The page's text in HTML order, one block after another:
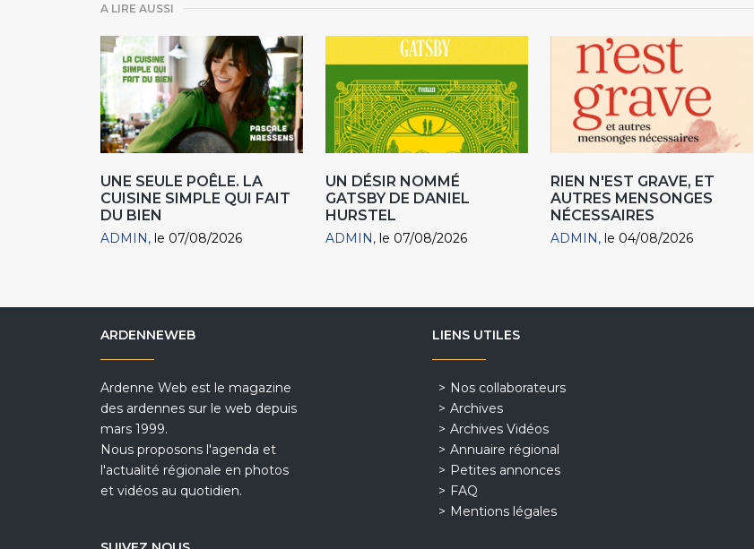
A LIRE AUSSI
UNE SEULE POÊLE. LA
CUISINE SIMPLE QUI FAIT
DU BIEN
ADMIN le 07/08/2026
UN DÉSIR NOMMÉ
GATSBY DE DANIEL
HURSTEL
ADMIN le 07/08/2026
RIEN N'EST GRAVE, ET
AUTRES MENSONGES
NÉCESSAIRES
ADMIN le 04/08/2026
ARDENNEWEB
Ardenne Web est le magazine
des ardennes sur le web depuis
mars 1999.
Nous proposons l'agenda et
l'actualité régionale en photos
et vidéos au quotidien.
LIENS UTILES
Nos collaborateurs
Archives
Archives Vidéos
Annuaire régional
Petites annonces
FAQ
Mentions légales